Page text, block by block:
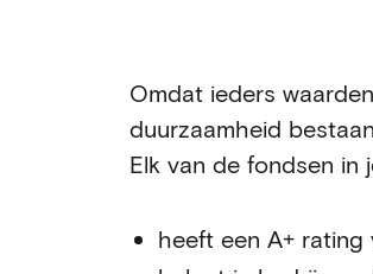
Omdat ieders
duurzaamheid
Elk van de fondsen in
heeft een A+ rating